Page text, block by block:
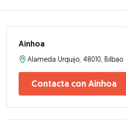
Ainhoa
Alameda Urquijo, 48010, Bilbao
Contacta con Ainhoa